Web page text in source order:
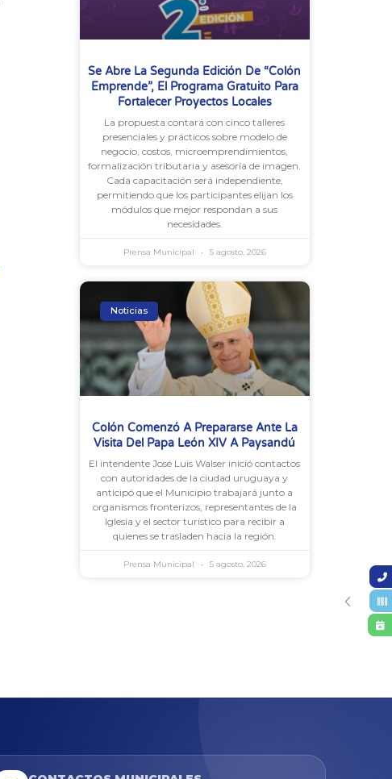
Se Abre La Segunda Edición De “Colón
Emprende”, El Programa Gratuito Para
Fortalecer Proyectos Locales
La propuesta contará con cinco talleres
presenciales y prácticos sobre modelo de
negocio, costos, microemprendimientos,
formalización tributaria y asesoría de imagen.
Cada capacitación será independiente,
permitiendo que los participantes elijan los
módulos que mejor respondan a sus
necesidades.
Prensa Municipal 5 agosto, 2026
Noticias
Colón Comenzó A Prepararse Ante La
Visita Del Papa León XIV A Paysandú
El intendente José Luis Walser inició contactos
con autoridades de la ciudad uruguaya y
anticipó que el Municipio trabajará junto a
organismos fronterizos, representantes de la
Iglesia y el sector turístico para recibir a
quienes se trasladen hacia la región.
Prensa Municipal 5 agosto, 2026